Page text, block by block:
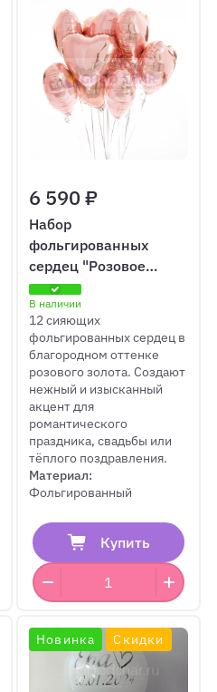
6 590 ₽
Набор
фольгированных
сердец "Розовое
золото"
В наличии
12 сияющих
фольгированных сердец в
благородном оттенке
розового золота. Создают
нежный и изысканный
акцент для
романтического
праздника, свадьбы или
тёплого поздравления.
Материал:
Фольгированный
Купить
Новинка Скидки